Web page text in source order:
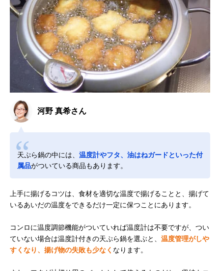
河野 真希さん
天ぷら鍋の中には、 温度計やフタ、油はねガードといった付
属品がついている商品もあります。
上手に揚げるコツは、食材を適切な温度で揚げることと、揚げて
いるあいだの温度をできるだけ一定に保つことにあります。
コンロに温度調節機能がついていれば温度計は不要ですが、つい
ていない場合は温度計付きの天ぷら鍋を選ぶと、 温度管理がしや
すくなり、揚げ物の失敗も少なく なります。